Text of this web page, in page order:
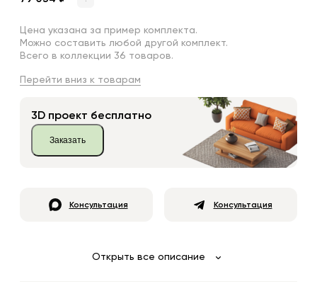
Цена указана за пример комплекта.
Можно составить любой другой комплект.
Всего в коллекции 36 товаров.
Перейти вниз к товарам
3D проект бесплатно
Заказать
Консультация Консультация
Открыть все описание